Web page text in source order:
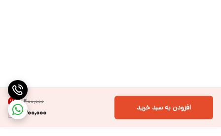
۱٬۴۰۰٬۰۰۰ 7%
1,300,000 افزودن به سبد خرید